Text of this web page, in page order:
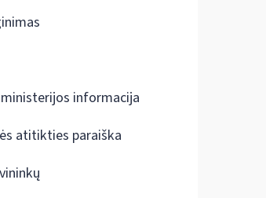
informacija
atitikties paraiška